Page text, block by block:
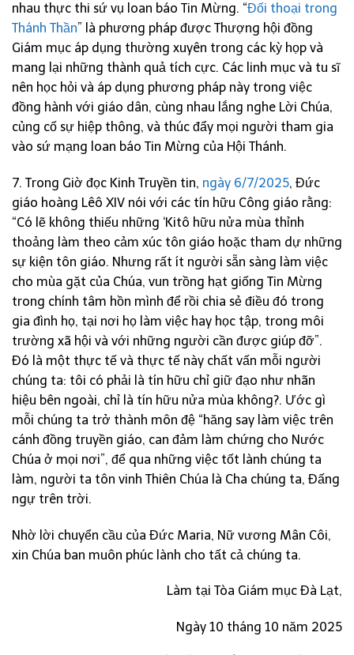
nhau thực thi sứ vụ loan báo Tin Mừng. “Đối thoại trong
Thánh Thần” là phương pháp được Thượng hội đồng
Giám mục áp dụng thường xuyên trong các kỳ họp và
mang lại những thành quả tích cực. Các linh mục và tu sĩ
nên học hỏi và áp dụng phương pháp này trong việc
đồng hành với giáo dân, cùng nhau lắng nghe Lời Chúa,
củng cố sự hiệp thông, và thúc đẩy mọi người tham gia
vào sứ mạng loan báo Tin Mừng của Hội Thánh.
7. Trong Giờ đọc Kinh Truyền tin, ngày 6/7/2025, Đức
giáo hoàng Lêô XIV nói với các tín hữu Công giáo rằng:
“Có lẽ không thiếu những ‘Kitô hữu nửa mùa thỉnh
thoảng làm theo cảm xúc tôn giáo hoặc tham dự những
sự kiện tôn giáo. Nhưng rất ít người sẵn sàng làm việc
cho mùa gặt của Chúa, vun trồng hạt giống Tin Mừng
trong chính tâm hồn mình để rồi chia sẻ điều đó trong
gia đình họ, tại nơi họ làm việc hay học tập, trong môi
trường xã hội và với những người cần được giúp đỡ”.
Đó là một thực tế và thực tế này chất vấn mỗi người
chúng ta: tôi có phải là tín hữu chỉ giữ đạo như nhãn
hiệu bên ngoài, chỉ là tín hữu nửa mùa không?. Ước gì
mỗi chúng ta trở thành môn đệ “hăng say làm việc trên
cánh đồng truyền giáo, can đảm làm chứng cho Nước
Chúa ở mọi nơi”, để qua những việc tốt lành chúng ta
làm, người ta tôn vinh Thiên Chúa là Cha chúng ta, Đấng
ngự trên trời.
Nhờ lời chuyển cầu của Đức Maria, Nữ vương Mân Côi,
xin Chúa ban muôn phúc lành cho tất cả chúng ta.
Làm tại Tòa Giám mục Đà Lạt,
Ngày 10 tháng 10 năm 2025